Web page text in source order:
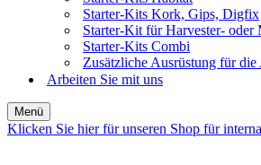
Starter-Kits Kork, Gips, Digfix
Starter-Kit für Harvester- oder
Starter-Kits Combi
Zusätzliche Ausrüstung für die
Arbeiten Sie mit uns
Menü
Navigations-
Menü
Klicken Sie hier für unseren Shop für